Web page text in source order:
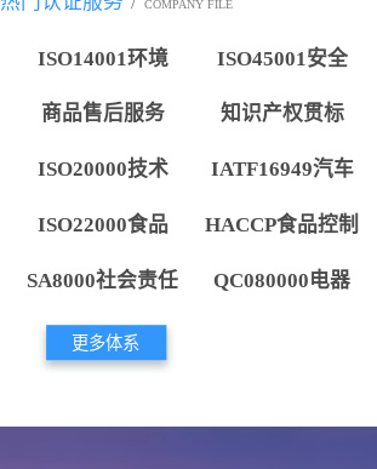
COMPANY FILE
ISO14001环境 ISO45001安全
商品售后服务 知识产权贯标
ISO20000技术 IATF16949汽车
ISO22000食品 HACCP食品控制
SA8000社会责任 QC080000电器
更多体系